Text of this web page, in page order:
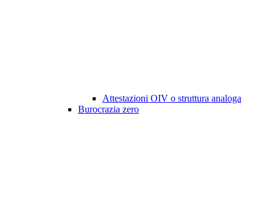
Attestazioni OIV o struttura analoga
Burocrazia zero